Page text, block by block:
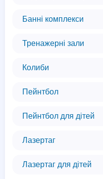
Банні комплекси
Тренажерні зали
Колиби
Пейнтбол
Пейнтбол для дітей
Лазертаг
Лазертаг для дітей